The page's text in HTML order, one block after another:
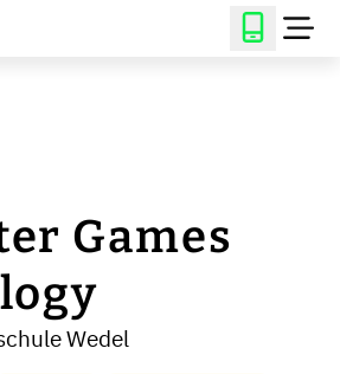
Games
Wedel